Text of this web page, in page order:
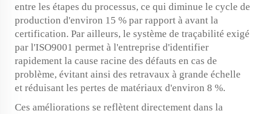
entre les étapes du processus, ce qui diminue le cycle de
production d'environ 15 % par rapport à avant la
certification. Par ailleurs, le système de traçabilité exigé
par l'ISO9001 permet à l'entreprise d'identifier
rapidement la cause racine des défauts en cas de
problème, évitant ainsi des retravaux à grande échelle
et réduisant les pertes de matériaux d'environ 8 %.
Ces améliorations se reflètent directement dans la